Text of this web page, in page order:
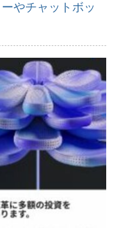
やチャットボッ